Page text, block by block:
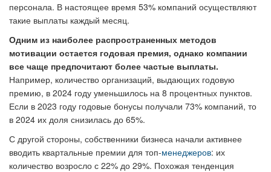
персонала. В настоящее время 53% компаний осуществляют
такие выплаты каждый месяц.
Одним из наиболее распространенных методов
мотивации остается годовая премия, однако компании
все чаще предпочитают более частые выплаты.
Например, количество организаций, выдающих годовую
премию, в 2024 году уменьшилось на 8 процентных пунктов.
Если в 2023 году годовые бонусы получали 73% компаний, то
в 2024 их доля снизилась до 65%.
С другой стороны, собственники бизнеса начали активнее
вводить квартальные премии для топ-менеджеров: их
количество возросло с 22% до 29%. Похожая тенденция